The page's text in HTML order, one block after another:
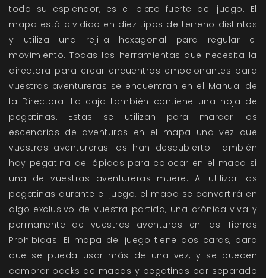
todo su esplendor, es el plato fuerte del juego. El
mapa está dividido en diez tipos de terreno distintos
y utiliza una rejilla hexagonal para regular el
movimiento. Todas las herramientas que necesita la
directora para crear encuentros emocionantes para
vuestras aventureras se encuentran en el Manual de
la Directora. La caja también contiene una hoja de
pegatinas. Estas se utilizan para marcar los
escenarios de aventuras en el mapa una vez que
vuestras aventureras los han descubierto. También
hay pegatina de lápidas para colocar en el mapa si
una de vuestras aventureras muere. Al utilizar las
pegatinas durante el juego, el mapa se convertirá en
algo exclusivo de vuestra partida, una crónica viva y
permanente de vuestras aventuras en las Tierras
Prohibidas. El mapa del juego tiene dos caras, para
que se pueda usar más de una vez, y se pueden
comprar packs de mapas y pegatinas por separado